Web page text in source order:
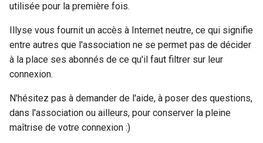
utilisée pour la première fois.
Illyse vous fournit un accès à Internet neutre, ce qui signifie
entre autres que l'association ne se permet pas de décider
à la place ses abonnés de ce qu'il faut filtrer sur leur
connexion.
N'hésitez pas à demander de l'aide, à poser des questions,
dans l'association ou ailleurs, pour conserver la pleine
maîtrise de votre connexion :)